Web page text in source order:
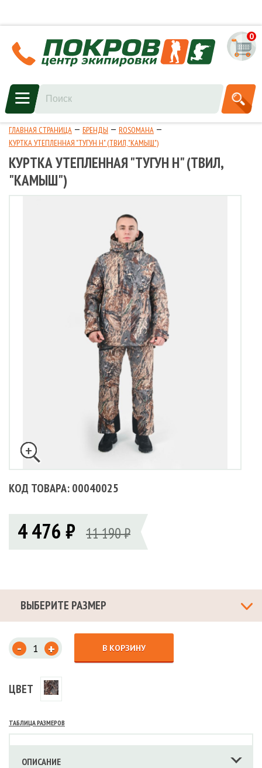
0
ГЛАВНАЯ СТРАНИЦА БРЕНДЫ
ROSOMAHA
КУРТКА УТЕПЛЕННАЯ "ТУГУН Н" (ТВИЛ, "КАМЫШ")
КУРТКА УТЕПЛЕННАЯ "ТУГУН Н" (ТВИЛ,
"КАМЫШ")
КОД ТОВАРА: 00040025
4 476 ₽ 11 190 ₽
ВЫБЕРИТЕ РАЗМЕР
- + В КОРЗИНУ
ЦВЕТ
ТАБЛИЦА РАЗМЕРОВ
ОПИСАНИЕ